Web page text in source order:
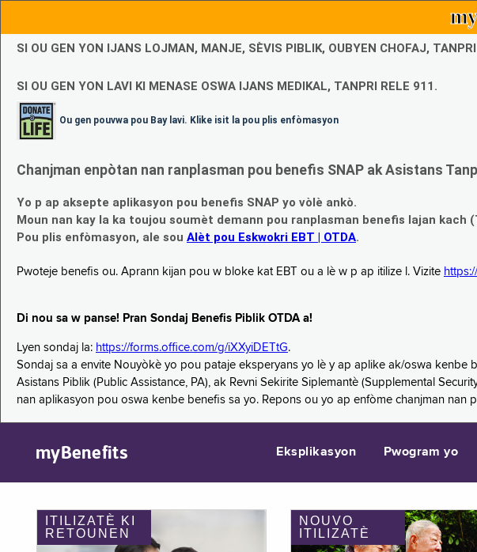
SI OU GEN YON IJANS LOJMAN, MANJE, SÈVIS PIBLIK, OUBYEN CHOFAJ,
SI OU GEN YON LAVI KI MENASE OSWA IJANS MEDIKAL, TANPRI RELE 911.
Ou gen pouvwa pou Bay lavi. Klike isit la pou plis enfòmasyon
Chanjman enpòtan nan ranplasman pou benefis SNAP ak Asistans
Yo p ap aksepte aplikasyon pou benefis SNAP yo vòlè ankò.
Moun nan kay la ka toujou soumèt demann pou ranplasman benefis lajan kach
Pou plis enfòmasyon, ale sou Alèt pou Eskwokri EBT | OTDA.
Pwoteje benefis ou. Aprann kijan pou w bloke kat EBT ou a lè w p ap itilize l. Vizite
Di nou sa w panse! Pran Sondaj Benefis Piblik OTDA a!
Lyen sondaj la: https://forms.office.com/g/iXXyiDETtG.
Sondaj sa a envite Nouyòkè yo pou pataje eksperyans yo lè y ap aplike ak/oswa kenbe
Asistans Piblik (Public Assistance, PA), ak Revni Sekirite Siplemantè (Supplemental
nan aplikasyon pou oswa kenbe benefis sa yo. Repons ou yo ap enfòme chanjman
myBenefits Eksplikasyon Pwogram yo
ITILIZATÈ KI
RETOUNEN
NOUVO
ITILIZATÈ